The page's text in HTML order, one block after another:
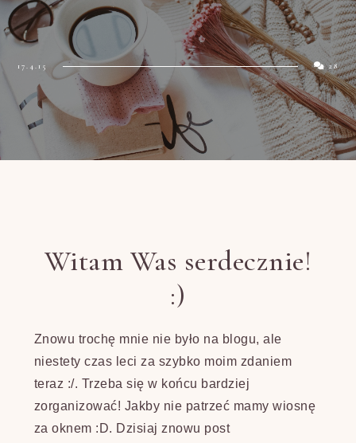
17.4.15 28
Witam Was serdecznie!
:)
Znowu trochę mnie nie było na blogu, ale
niestety czas leci za szybko moim zdaniem
teraz :/. Trzeba się w końcu bardziej
zorganizować! Jakby nie patrzeć mamy wiosnę
za oknem :D. Dzisiaj znowu post